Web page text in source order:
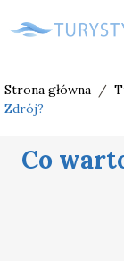
Strona główna /
Zdrój?
Co